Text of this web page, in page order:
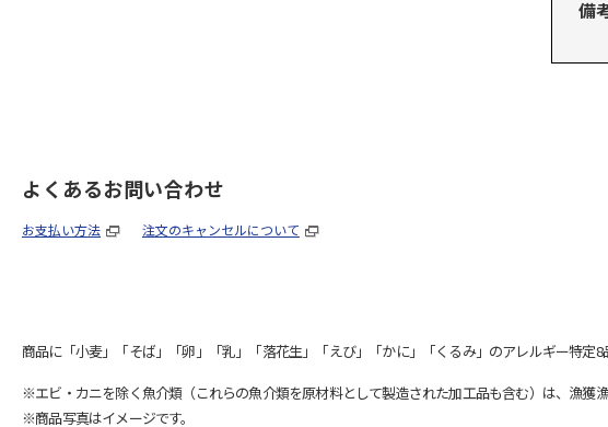
備
よくあるお問い合わせ
お支払い方法 注文のキャンセルについて
商品に「小麦」「そば」「卵」「乳」「落花生」「えび」「かに」「くるみ」のアレルギー特定8
※エビ・カニを除く魚介類（これらの魚介類を原材料として製造された加工品も含む）は、漁獲
※商品写真はイメージです。